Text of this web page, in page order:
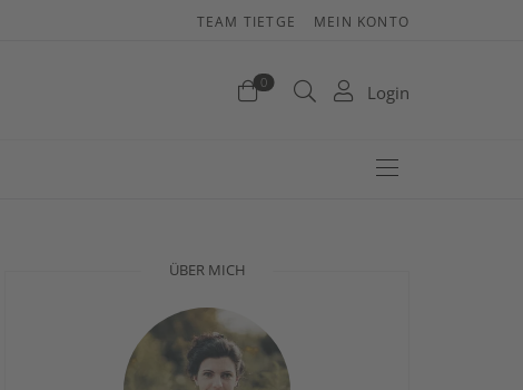
TEAM TIETGE MEIN KONTO
0 Login
ÜBER MICH